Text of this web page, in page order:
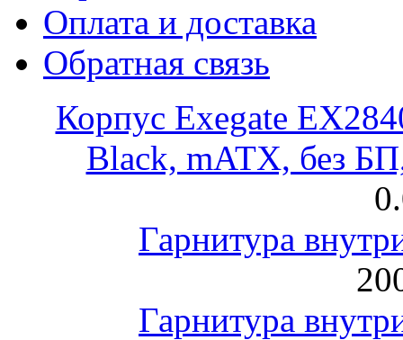
Оплата и доставка
Обратная связь
Корпус Exegate
Black, mATX, без
Гарнитура
Гарнитура